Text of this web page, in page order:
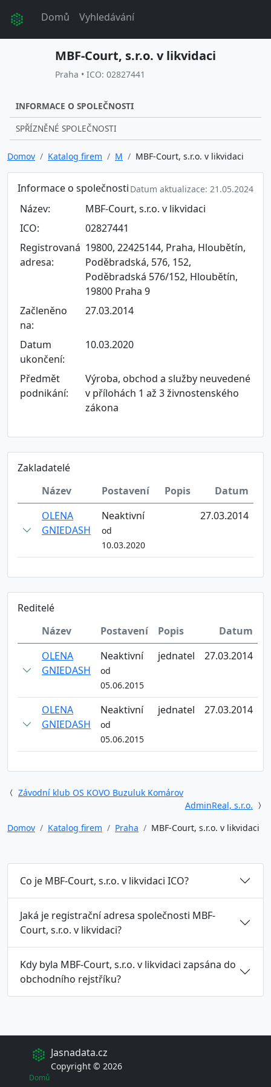
Domů Vyhledávání
MBF-Court, s.r.o. v likvidaci
Praha • ICO: 02827441
INFORMACE O SPOLEČNOSTI
SPŘÍZNĚNÉ SPOLEČNOSTI
Domov Katalog firem M MBF-Court, s.r.o. v likvidaci
Informace o společnosti Datum aktualizace: 21.05.2024
Název:
MBF-Court, s.r.o. v likvidaci
ICO:
02827441
Registrovaná
adresa:
19800, 22425144, Praha, Hloubětín,
Poděbradská, 576, 152,
Poděbradská 576/152, Hloubětín,
19800 Praha 9
Začleněno
na:
27.03.2014
Datum
ukončení:
10.03.2020
Předmět
podnikání:
Výroba, obchod a služby neuvedené
v přílohách 1 až 3 živnostenského
zákona
Zakladatelé
Název
Postavení Popis
Datum
OLENA
GNIEDASH
Neaktivní
od
10.03.2020
27.03.2014
Reditelé
Název
Postavení Popis
Datum
OLENA
GNIEDASH
Neaktivní
od
05.06.2015
jednatel 27.03.2014
OLENA
GNIEDASH
Neaktivní
od
05.06.2015
jednatel 27.03.2014
Závodní klub OS KOVO Buzuluk Komárov
AdminReal, s.r.o.
Domov
Katalog firem Praha MBF-Court, s.r.o. v likvidaci
Co je MBF-Court, s.r.o. v likvidaci ICO?
Jaká je registrační adresa společnosti MBF-
Court, s.r.o. v likvidaci?
Kdy byla MBF-Court, s.r.o. v likvidaci zapsána do
obchodního rejstříku?
Jasnadata.cz
Copyright © 2026
Domů